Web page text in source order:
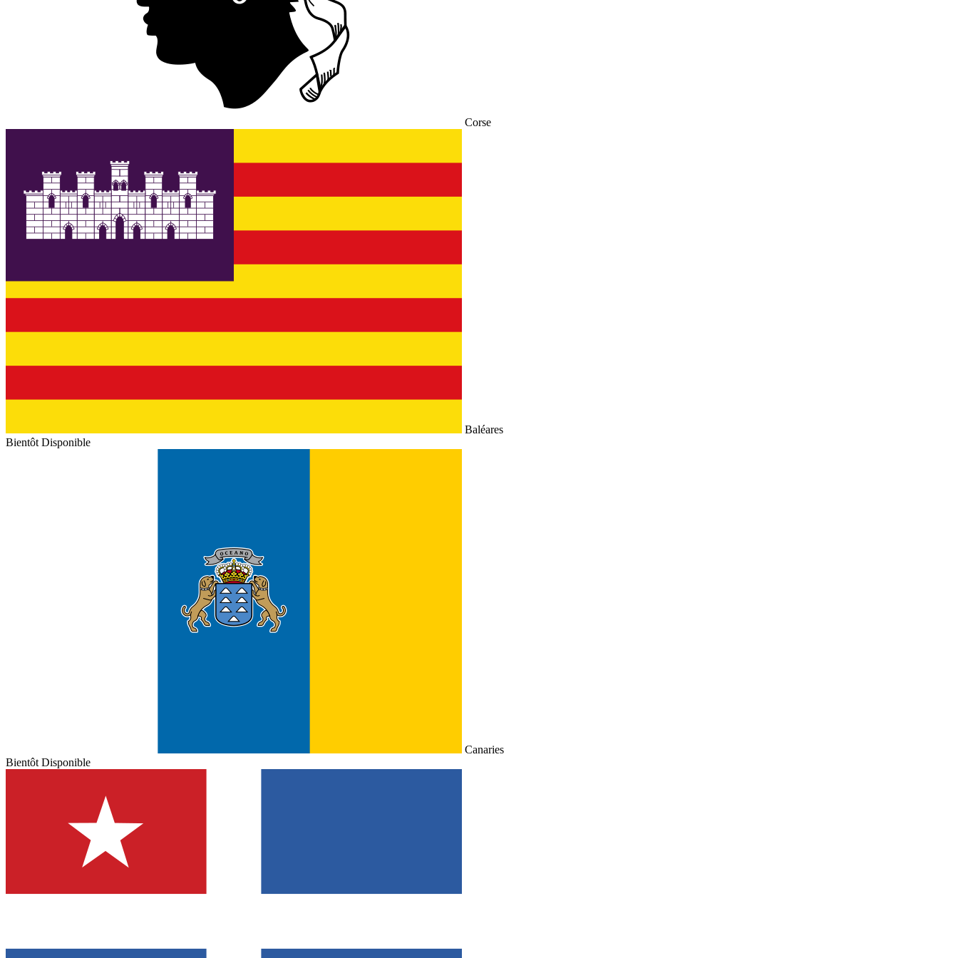
Corse
Baléares
Bientôt Disponible
Canaries
Bientôt Disponible